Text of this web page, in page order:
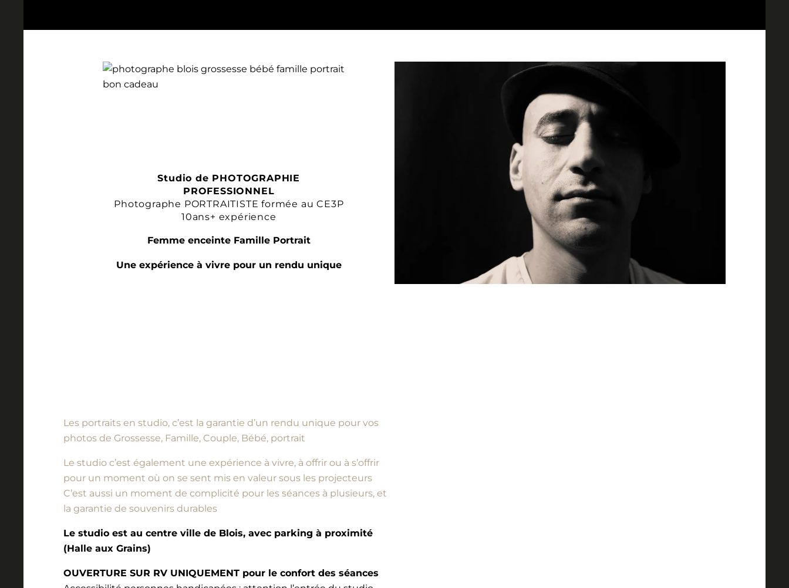
Studio de PHOTOGRAPHIE
PROFESSIONNEL
Photographe PORTRAITISTE formée au CE3P
10ans+ expérience
Femme enceinte Famille Portrait
Une expérience à vivre pour un rendu unique
Les portraits en studio, c’est la garantie d’un rendu unique pour vos
photos de Grossesse, Famille, Couple, Bébé, portrait
Le studio c’est également une expérience à vivre, à offrir ou à s’offrir
pour un moment où on se sent mis en valeur sous les projecteurs
C’est aussi un moment de complicité pour les séances à plusieurs, et
la garantie de souvenirs durables
Le studio est au centre ville de Blois, avec parking à proximité
(Halle aux Grains)
OUVERTURE SUR RV UNIQUEMENT pour le confort des séances